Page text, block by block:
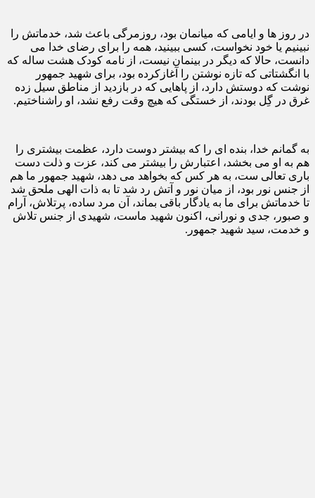
در روز ها و ایامی که میانمان بود، روزمرگی باعث شد، خدماتش را
نبینیم یا خود نخواست، کسی ببینید، همه را برای رضای خدا می
دانست، حالا که دیگر در بینمان نیست، از نامه کودک هشت ساله که
با انگشتاتی که تازه نوشتن را آغازکرده بود، برای شهید جمهور
نوشت که دوستش دارد، از پاهایی که در بازدید از مناطق سیل زده
غرق در گِل بودند، از خستگی که هیچ وقت رفع نشد، او راشناختیم.
به گمانم خدا، بنده ای را که بیشتر دوست دارد، عظمت بیشتری را
هم به او می بخشد، اعتبارش را بیشتر می کند، عزت و ذلت دست
باری تعالی ست، به هر کس که بخواهد می دهد، شهید جمهور ما هم
از جنس نور بود، از میان نور و آتش رد شد تا به ذات الهی ملحق شد
تا خدماتش برای ما به یادگار باقی بماند، آن مرد ساده، پرتلاش، آرام
و صبور، جدی و نورانی، اکنون شهید ماست، شهیدی از جنس تلاش
و خدمت، سید شهید جمهور.